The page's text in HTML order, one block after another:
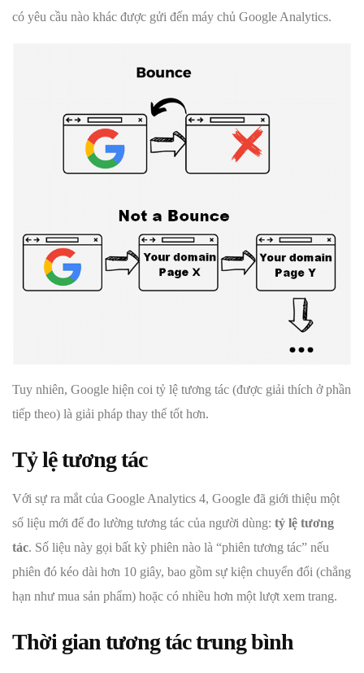
có yêu cầu nào khác được gửi đến máy chủ Google Analytics.
Tuy nhiên, Google hiện coi tỷ lệ tương tác (được giải thích ở phần
tiếp theo) là giải pháp thay thế tốt hơn.
Tỷ lệ tương tác
Với sự ra mắt của Google Analytics 4, Google đã giới thiệu một
số liệu mới để đo lường tương tác của người dùng: tỷ lệ tương
tác. Số liệu này gọi bất kỳ phiên nào là “phiên tương tác” nếu
phiên đó kéo dài hơn 10 giây, bao gồm sự kiện chuyển đổi (chẳng
hạn như mua sản phẩm) hoặc có nhiều hơn một lượt xem trang.
Thời gian tương tác trung bình